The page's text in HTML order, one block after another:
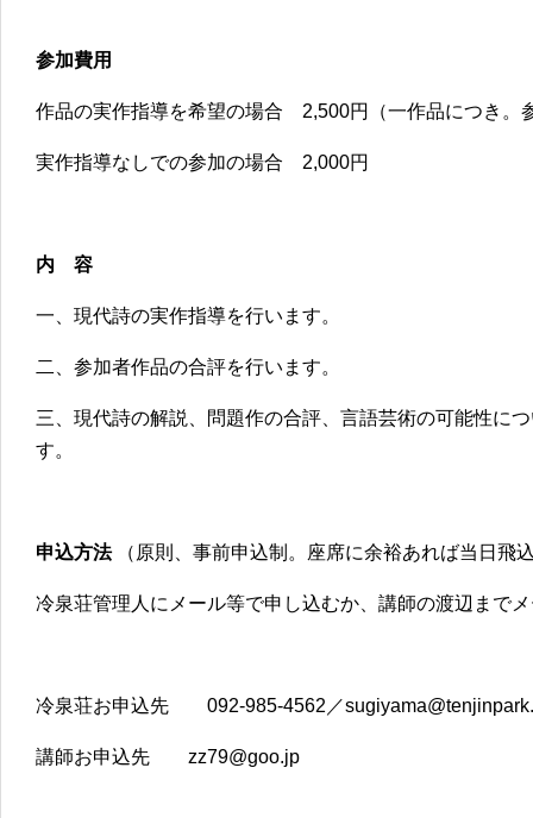
参加費用
作品の実作指導を希望の場合 2,500円（一作品につき。
実作指導なしでの参加の場合 2,000円
内 容
一、現代詩の実作指導を行います。
二、参加者作品の合評を行います。
三、現代詩の解説、問題作の合評、言語芸術の可能性に
す。
申込方法（原則、事前申込制。座席に余裕あれば当日飛
冷泉荘管理人にメール等で申し込むか、講師の渡辺まで
冷泉荘お申込先 092-985-4562／
講師お申込先 zz79@goo.jp